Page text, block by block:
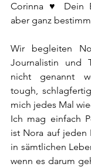
Corinna ♥ Dein
aber ganz
Wir begleiten
Journalistin und
nicht genannt
tough,
mich jedes Mal
Ich mag einfach
ist Nora auf jeden
in sämtlichen
wenn es darum